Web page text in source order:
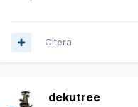
Citera
dekutree